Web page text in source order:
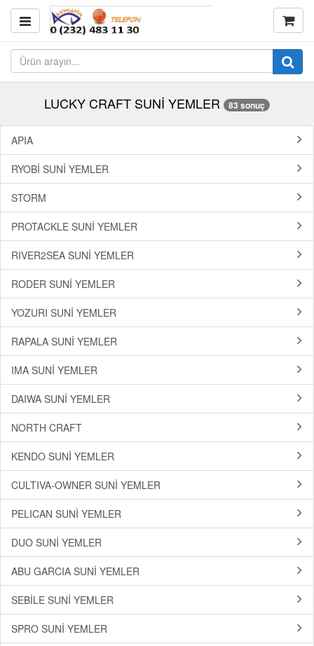
LUCKY CRAFT SUNİ YEMLER 83 sonuç
APIA
RYOBİ SUNİ YEMLER
STORM
PROTACKLE SUNİ YEMLER
RIVER2SEA SUNİ YEMLER
RODER SUNİ YEMLER
YOZURI SUNİ YEMLER
RAPALA SUNİ YEMLER
IMA SUNİ YEMLER
DAIWA SUNİ YEMLER
NORTH CRAFT
KENDO SUNİ YEMLER
CULTIVA-OWNER SUNİ YEMLER
PELICAN SUNİ YEMLER
DUO SUNİ YEMLER
ABU GARCIA SUNİ YEMLER
SEBİLE SUNİ YEMLER
SPRO SUNİ YEMLER